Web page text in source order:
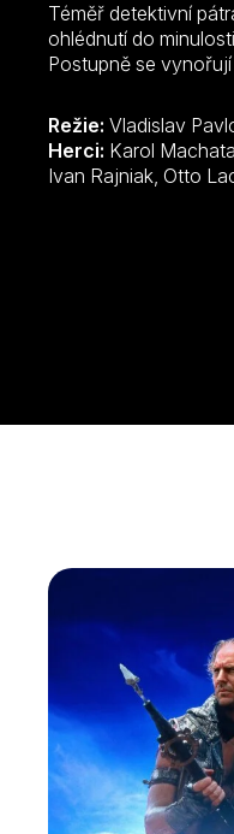
Téměř detektivní
ohlédnutí do
Postupně se
Režie: Vladislav
Herci: